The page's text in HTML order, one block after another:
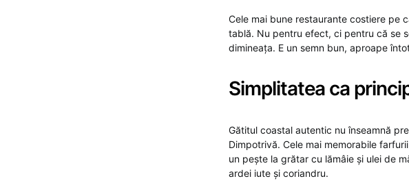
Cele mai bune restaurante costiere pe
tablă. Nu pentru efect, ci pentru că se
dimineața. E un semn bun, aproape
Simplitatea ca
Gătitul coastal autentic nu înseamnă
Dimpotrivă. Cele mai memorabile
un pește la grătar cu lămâie și ulei de
ardei iute și coriandru.